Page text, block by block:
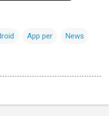
App per News